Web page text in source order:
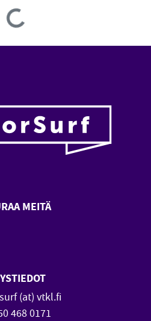
Loading...
MEITÄ
(at) vtkl.fi
468 0171